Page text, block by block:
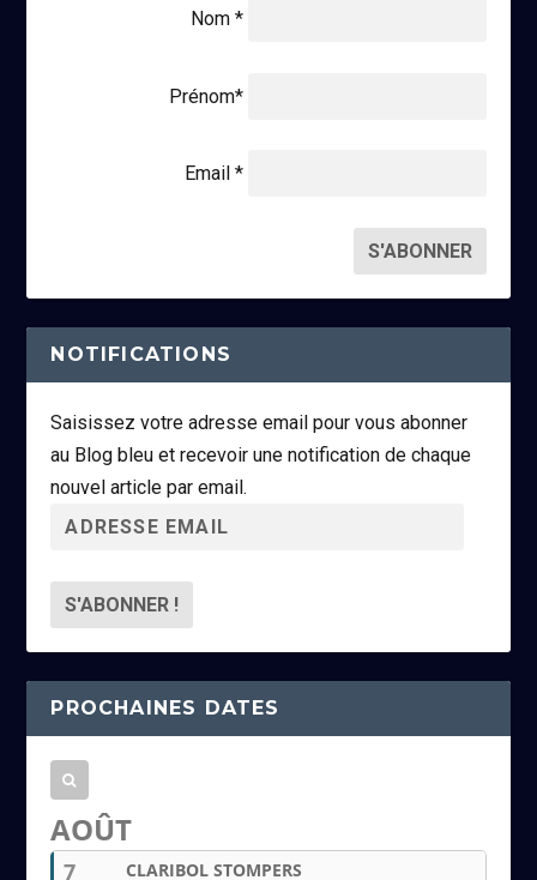
Nom *
Prénom*
Email *
NOTIFICATIONS
Saisissez votre adresse email pour vous abonner
au Blog bleu et recevoir une notification de chaque
nouvel article par email.
r
s
s
e
m
i
PROCHAINES DATES
AOÛT
7 CLARIBOL STOMPERS